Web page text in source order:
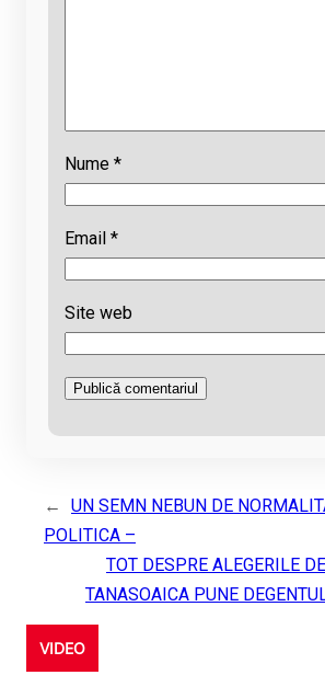
Nume *
Email *
Site web
←
UN SEMN NEBUN DE
POLITICA –
TOT DESPRE ALEGERILE
TANASOAICA PUNE
VIDEO